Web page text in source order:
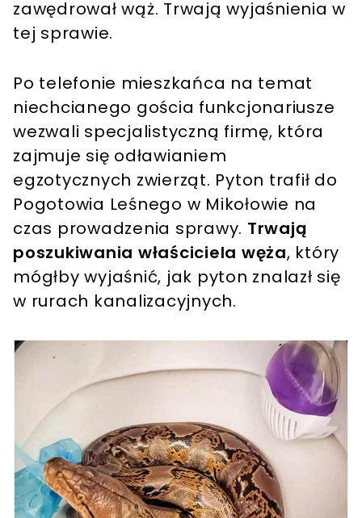
zawędrował wąż. Trwają wyjaśnienia w
tej sprawie.
Po telefonie mieszkańca na temat
niechcianego gościa funkcjonariusze
wezwali specjalistyczną firmę, która
zajmuje się odławianiem
egzotycznych zwierząt. Pyton trafił do
Pogotowia Leśnego w Mikołowie na
czas prowadzenia sprawy. Trwają
poszukiwania właściciela węża, który
mógłby wyjaśnić, jak pyton znalazł się
w rurach kanalizacyjnych.